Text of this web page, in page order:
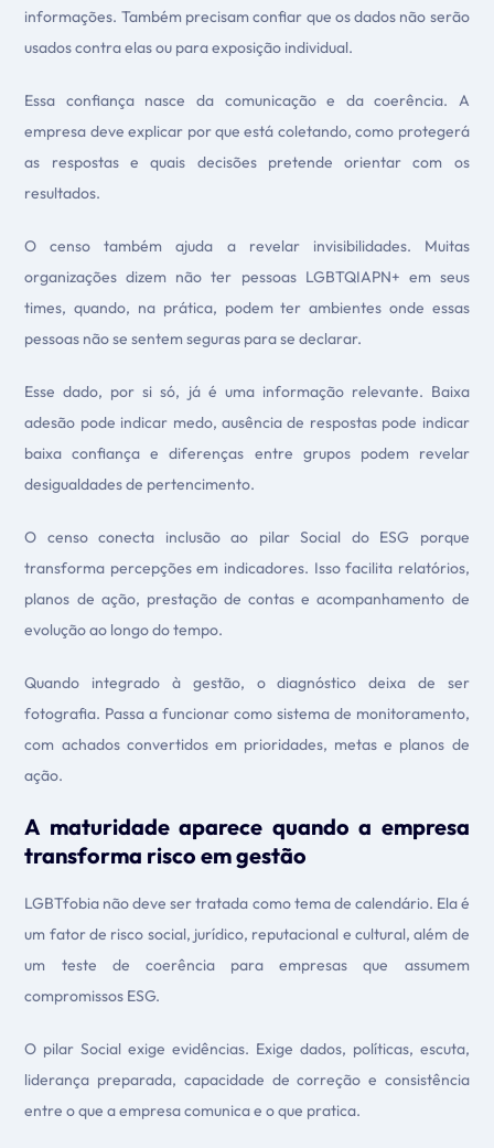
informações. Também precisam confiar que os dados não serão
usados contra elas ou para exposição individual.
Essa confiança nasce da comunicação e da coerência. A
empresa deve explicar por que está coletando, como protegerá
as respostas e quais decisões pretende orientar com os
resultados.
O censo também ajuda a revelar invisibilidades. Muitas
organizações dizem não ter pessoas LGBTQIAPN+ em seus
times, quando, na prática, podem ter ambientes onde essas
pessoas não se sentem seguras para se declarar.
Esse dado, por si só, já é uma informação relevante. Baixa
adesão pode indicar medo, ausência de respostas pode indicar
baixa confiança e diferenças entre grupos podem revelar
desigualdades de pertencimento.
O censo conecta inclusão ao pilar Social do ESG porque
transforma percepções em indicadores. Isso facilita relatórios,
planos de ação, prestação de contas e acompanhamento de
evolução ao longo do tempo.
Quando integrado à gestão, o diagnóstico deixa de ser
fotografia. Passa a funcionar como sistema de monitoramento,
com achados convertidos em prioridades, metas e planos de
ação.
A maturidade aparece quando a empresa
transforma risco em gestão
LGBTfobia não deve ser tratada como tema de calendário. Ela é
um fator de risco social, jurídico, reputacional e cultural, além de
um teste de coerência para empresas que assumem
compromissos ESG.
O pilar Social exige evidências. Exige dados, políticas, escuta,
liderança preparada, capacidade de correção e consistência
entre o que a empresa comunica e o que pratica.